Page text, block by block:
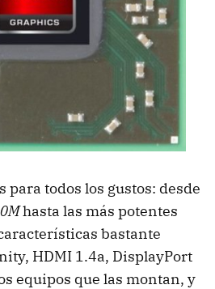
para todos los gustos: desde
hasta las más potentes
bastante
HDMI 1.4a, DisplayPort
equipos que las montan, y